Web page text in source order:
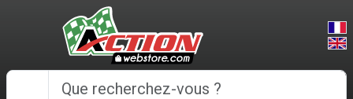
Panneau de gestion des cookies